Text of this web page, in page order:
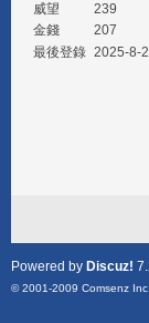
威望
239
金錢
207
最後登錄 2025-8-
Powered by Discuz!
© 2001-2009 Comsenz Inc.